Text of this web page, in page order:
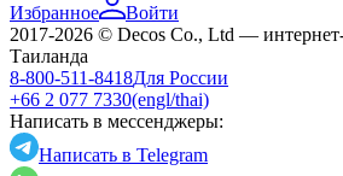
Избранное
Войти
2017-2026 © Decos Co., Ltd —
Таиланда
8-800-511-8418Для России
+66 2 077 7330(engl/thai)
Написать в мессенджеры:
Написать в Telegram